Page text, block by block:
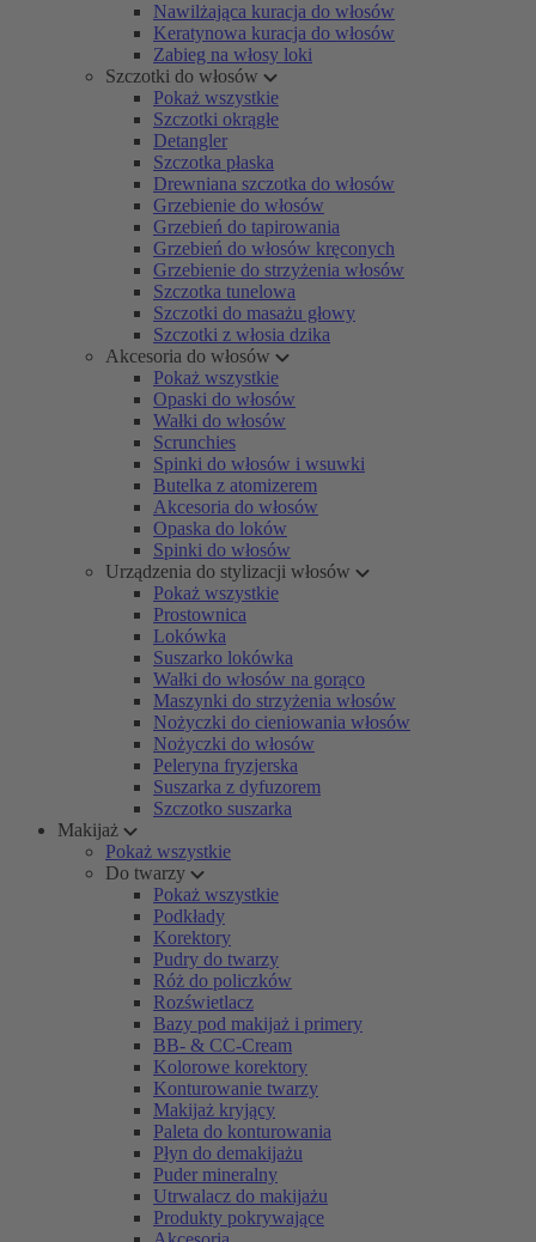
Nawilżająca kuracja do włosów
Keratynowa kuracja do włosów
Zabieg na włosy loki
Szczotki do włosów
Pokaż wszystkie
Szczotki okrągłe
Detangler
Szczotka płaska
Drewniana szczotka do włosów
Grzebienie do włosów
Grzebień do tapirowania
Grzebień do włosów kręconych
Grzebienie do strzyżenia włosów
Szczotka tunelowa
Szczotki do masażu głowy
Szczotki z włosia dzika
Akcesoria do włosów
Pokaż wszystkie
Opaski do włosów
Wałki do włosów
Scrunchies
Spinki do włosów i wsuwki
Butelka z atomizerem
Akcesoria do włosów
Opaska do loków
Spinki do włosów
Urządzenia do stylizacji włosów
Pokaż wszystkie
Prostownica
Lokówka
Suszarko lokówka
Wałki do włosów na gorąco
Maszynki do strzyżenia włosów
Nożyczki do cieniowania włosów
Nożyczki do włosów
Peleryna fryzjerska
Suszarka z dyfuzorem
Szczotko suszarka
Makijaż
Pokaż wszystkie
Do twarzy
Pokaż wszystkie
Podkłady
Korektory
Pudry do twarzy
Róż do policzków
Rozświetlacz
Bazy pod makijaż i primery
BB- & CC-Cream
Kolorowe korektory
Konturowanie twarzy
Makijaż kryjący
Paleta do konturowania
Płyn do demakijażu
Puder mineralny
Utrwalacz do makijażu
Produkty pokrywające